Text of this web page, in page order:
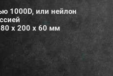
1000D, или нейлон
х 200 х 60 мм